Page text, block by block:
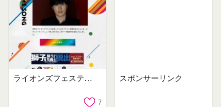
ライオンズフェスティバルズ2021
7
スポンサーリンク